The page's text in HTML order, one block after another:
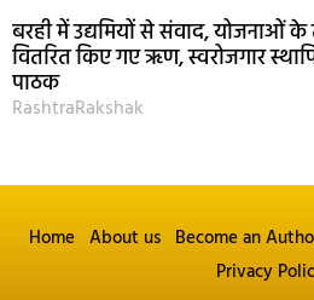
बरही में उद्यमियों से संवाद, योजनाओं के
वितरित किए गए ऋण, स्वरोजगार
पाठक
RashtraRakshak
Home About us Become an
Privacy